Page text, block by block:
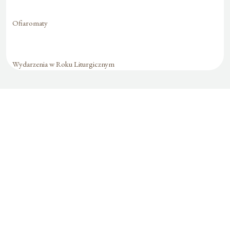
Ofiaromaty
Wydarzenia w Roku Liturgicznym